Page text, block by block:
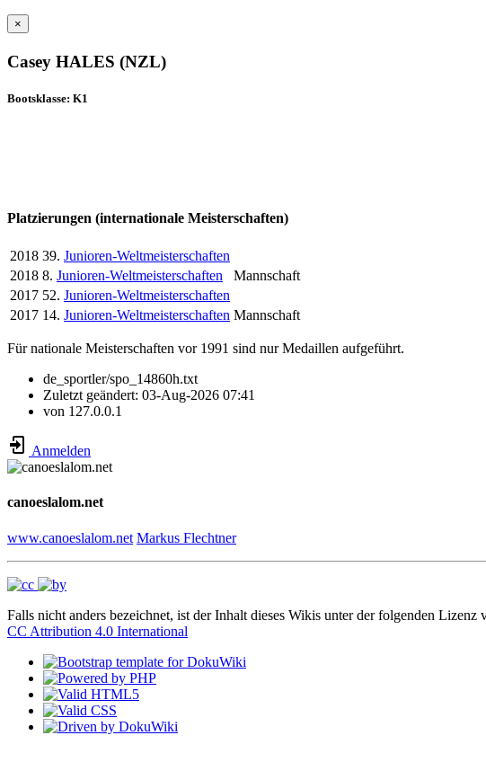
×
Casey HALES (NZL)
Bootsklasse: K1
Platzierungen (internationale Meisterschaften)
2018 39. Junioren-Weltmeisterschaften
2018 8. Junioren-Weltmeisterschaften
Mannschaft
2017 52. Junioren-Weltmeisterschaften
2017 14. Junioren-Weltmeisterschaften Mannschaft
Für nationale Meisterschaften vor 1991 sind nur Medaillen aufgeführt.
de_sportler/spo_14860h.txt
Zuletzt geändert: 03-Aug-2026 07:41
von 127.0.0.1
Anmelden
canoeslalom.net
www.canoeslalom.net Markus Flechtner
Falls nicht anders bezeichnet, ist der Inhalt dieses Wikis unter der folgenden Lizenz
CC Attribution 4.0 International